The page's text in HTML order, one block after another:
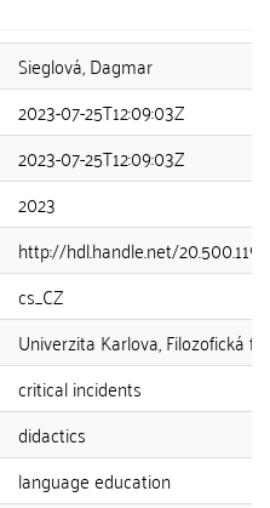
Sieglová, Dagmar
2023-07-25T12:09:03Z
2023-07-25T12:09:03Z
2023
http://hdl.handle.net/
cs_CZ
Univerzita Karlova, Filozofická
critical incidents
didactics
language education